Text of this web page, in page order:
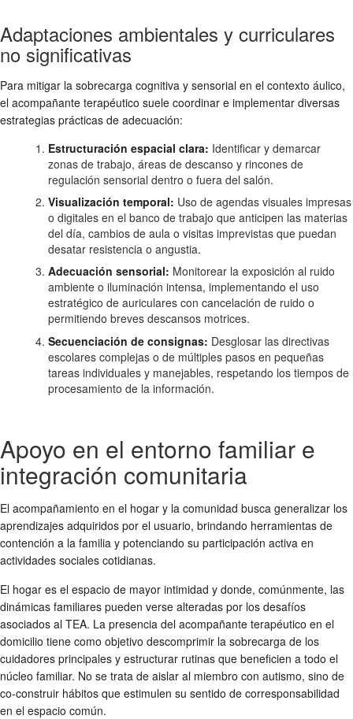
Adaptaciones ambientales y curriculares
no significativas
Para mitigar la sobrecarga cognitiva y sensorial en el contexto áulico,
el acompañante terapéutico suele coordinar e implementar diversas
estrategias prácticas de adecuación:
Estructuración espacial clara: Identificar y demarcar
zonas de trabajo, áreas de descanso y rincones de
regulación sensorial dentro o fuera del salón.
Visualización temporal: Uso de agendas visuales impresas
o digitales en el banco de trabajo que anticipen las materias
del día, cambios de aula o visitas imprevistas que puedan
desatar resistencia o angustia.
Adecuación sensorial: Monitorear la exposición al ruido
ambiente o iluminación intensa, implementando el uso
estratégico de auriculares con cancelación de ruido o
permitiendo breves descansos motrices.
Secuenciación de consignas: Desglosar las directivas
escolares complejas o de múltiples pasos en pequeñas
tareas individuales y manejables, respetando los tiempos de
procesamiento de la información.
Apoyo en el entorno familiar e
integración comunitaria
El acompañamiento en el hogar y la comunidad busca generalizar los
aprendizajes adquiridos por el usuario, brindando herramientas de
contención a la familia y potenciando su participación activa en
actividades sociales cotidianas.
El hogar es el espacio de mayor intimidad y donde, comúnmente, las
dinámicas familiares pueden verse alteradas por los desafíos
asociados al TEA. La presencia del acompañante terapéutico en el
domicilio tiene como objetivo descomprimir la sobrecarga de los
cuidadores principales y estructurar rutinas que beneficien a todo el
núcleo familiar. No se trata de aislar al miembro con autismo, sino de
co-construir hábitos que estimulen su sentido de corresponsabilidad
en el espacio común.